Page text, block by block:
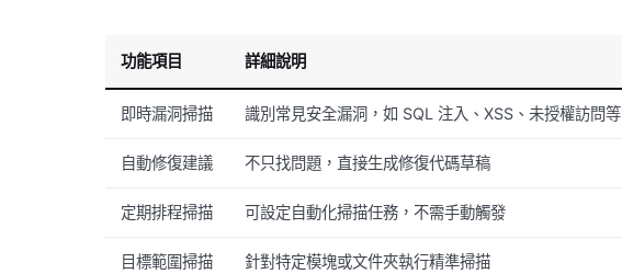
功能項目 詳細說明
即時漏洞掃描 識別常見安全漏洞，如 SQL 注入、XSS、未授權訪問等
自動修復建議 不只找問題，直接生成修復代碼草稿
定期排程掃描 可設定自動化掃描任務，不需手動觸發
目標範圍掃描 針對特定模塊或文件夾執行精準掃描